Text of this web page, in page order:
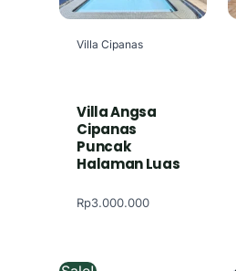
Villa Cipanas
Villa Angsa
Cipanas
Puncak
Halaman Luas
Rp3.000.000